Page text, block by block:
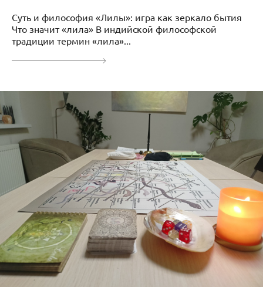
Суть и философия «Лилы»: игра как зеркало бытия
Что значит «лила» В индийской философской
традиции термин «лила»...